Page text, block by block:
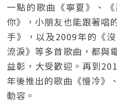
一點的歌曲《寧夏》、
你》，小朋友也能跟著唱
手》，以及2009年的《
流淚》等多首歌曲，都與
益彰，大受歡迎。再到
年後推出的歌曲《慢冷》
動容。